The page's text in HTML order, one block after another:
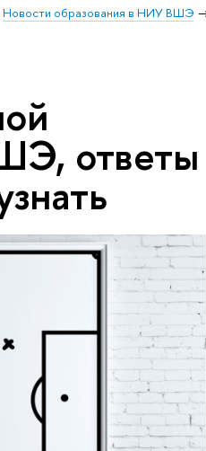
Новости образования в НИУ ВШЭ
ответы